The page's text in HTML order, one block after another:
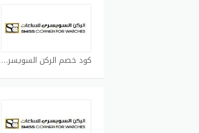
كود خصم الركن السويسري كوبون